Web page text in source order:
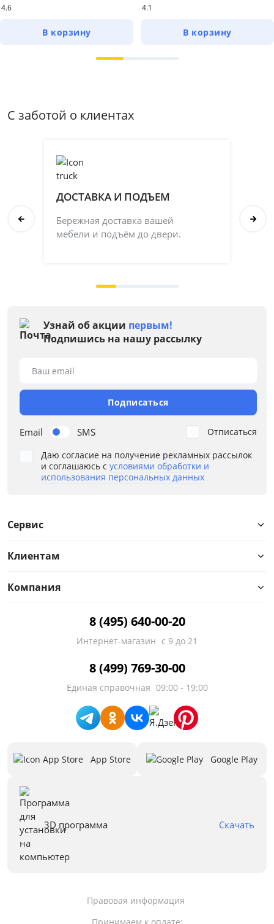
4.6
В корзину
4.1
В корзину
С заботой о клиентах
ДОСТАВКА И ПОДЪЕМ
Бережная доставка вашей
мебели и подъём до двери.
Узнай об акции первым!
Подпишись на нашу рассылку
Email SMS
Ваш email
Подписаться
Даю согласие на получение рекламных рассылок
и соглашаюсь с условиями обработки и
использования персональных данных
Отписаться
Сервис
Клиентам
Компания
8 (495) 640-00-20
Интернет-магазин с 9 до 21
8 (499) 769-30-00
Единая справочная 09:00 - 19:00
App Store Google Play
3D программа Скачать
Правовая информация